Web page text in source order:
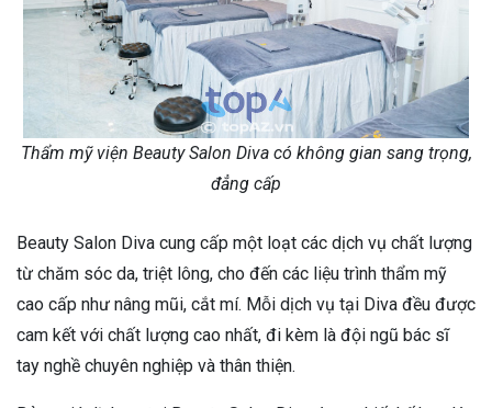
Thẩm mỹ viện Beauty Salon Diva có không gian sang trọng,
đẳng cấp
Beauty Salon Diva cung cấp một loạt các dịch vụ chất lượng
từ chăm sóc da, triệt lông, cho đến các liệu trình thẩm mỹ
cao cấp như nâng mũi, cắt mí. Mỗi dịch vụ tại Diva đều được
cam kết với chất lượng cao nhất, đi kèm là đội ngũ bác sĩ
tay nghề chuyên nghiệp và thân thiện.